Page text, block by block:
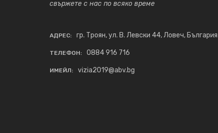
свържете с нас по всяко време
АДРЕС: гр. Троян, ул. В. Левски 44, Ловеч, България
ТЕЛЕФОН: 0884 916 716
ИМЕЙЛ: vizia2019@abv.bg